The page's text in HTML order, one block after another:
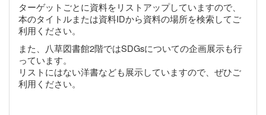
ターゲットごとに資料をリストアップしていますので、
本のタイトルまたは資料IDから資料の場所を検索してご
利用ください。
また、八草図書館2階ではSDGsについての企画展示も行
っています。
リストにはない洋書なども展示していますので、ぜひご
利用ください。